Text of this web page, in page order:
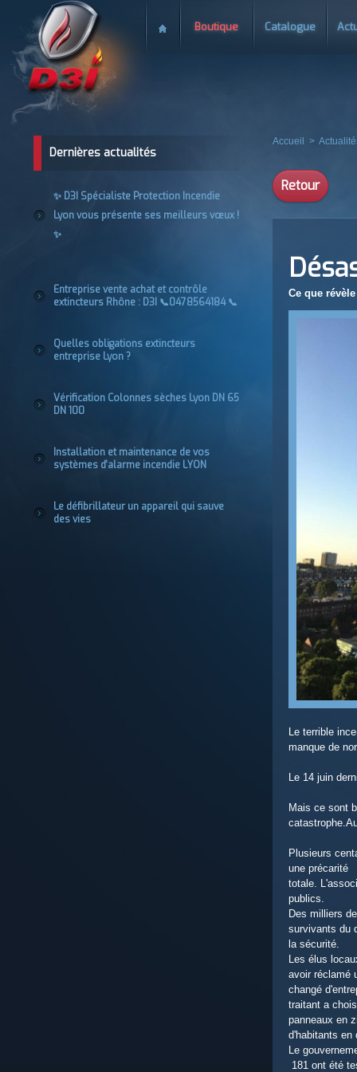
Boutique Catalogue
Dernières actualités
✨ D3I Spécialiste Protection Incendie
Lyon vous présente ses meilleurs vœux !
✨
Entreprise vente achat et contrôle
extincteurs Rhône : D3I 📞0478564184 📞
Quelles obligations extincteurs
entreprise Lyon ?
Vérification Colonnes sèches Lyon DN 65
DN 100
Installation et maintenance de vos
systèmes d'alarme incendie LYON
Le défibrillateur un appareil qui sauve
des vies
Accueil >
Retour
Ce que
Le terrible
manque de
Le 14 juin
Mais ce sont
Plusieurs
une précarité
totale.
publics.
Des milliers
survivants du
la sécurité.
Les élus
avoir réclamé
changé
traitant a
panneaux en
d'habitants en
Le
181 ont été